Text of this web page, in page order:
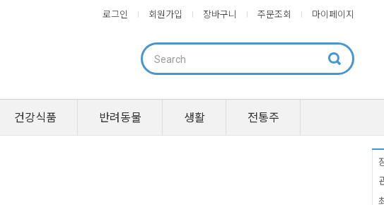
로그인 회원가입 장바구니 주문조회 마이페이지
건강식품 반려동물 생활 전통주